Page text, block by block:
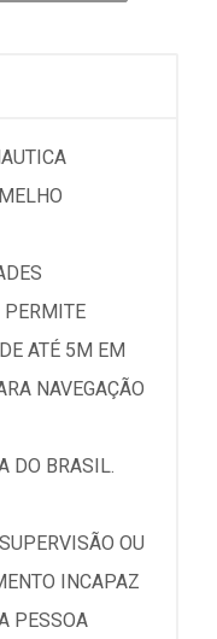
PERMITE
ATÉ 5M EM
NAVEGAÇÃO
DO BRASIL.
OU
INCAPAZ
PESSOA